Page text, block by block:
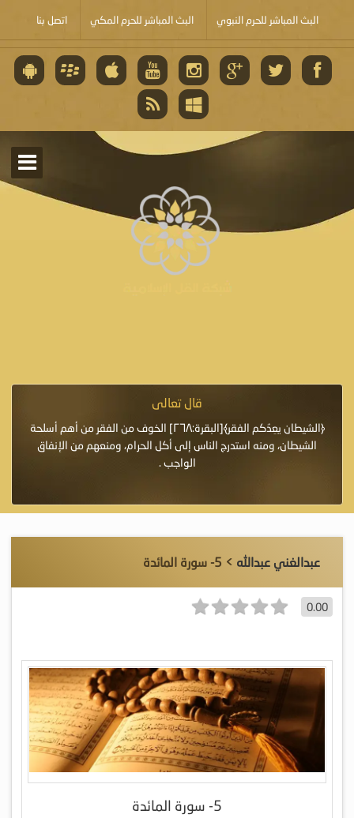
البث المباشر للحرم النبوي البث المباشر للحرم المكي اتصل بنا
قال تعالى
﴿الشيطان يعِدُكم الفقر﴾[البقرة:٢٦٨] الخوف من الفقر من أهم أسلحة
الشيطان، ومنه استدرج الناس إلى أكل الحرام، ومنعهم من الإنفاق
الواجب .
عبدالغني عبدالله > 5- سورة المائدة
0.00
5- سورة المائدة